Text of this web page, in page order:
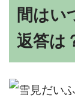
間はい
返答は